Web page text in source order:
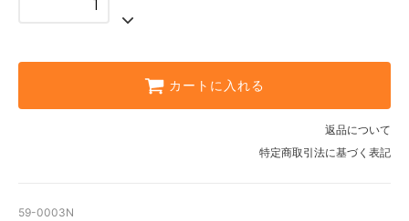
カートに入れる
返品について
特定商取引法に基づく表記
59-0003N